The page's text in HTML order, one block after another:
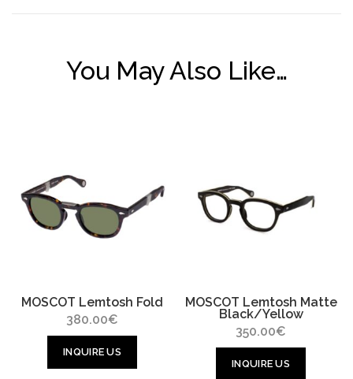
You May Also Like…
MOSCOT Lemtosh Fold
380.00€
INQUIRE US
MOSCOT Lemtosh Matte
Black/Yellow
350.00€
INQUIRE US